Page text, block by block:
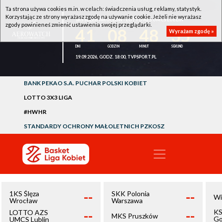
1KS ŚLĘZA WROCŁAW - LOTTO AZS UMCS LUBLIN
34
19.09.2026, GODZ. 18:00, TVPSPORT.PL
BANK PEKAO S.A. PUCHAR POLSKI KOBIET
LOTTO 3X3 LIGA
#HWHR
STANDARDY OCHRONY MAŁOLETNICH PZKOSZ
1KS Ślęza
Wrocław
--
LOTTO AZS
UMCS Lublin
--
SKK Polonia
Warszawa
--
MKS Pruszków --
Ta strona używa cookies m.in. w celach: świadczenia usług, reklamy, statystyk.
Korzystając ze strony wyrażasz zgodę na używanie cookie. Jeżeli nie wyrażasz
zgody powinieneś zmienić ustawienia swojej przeglądarki.
Wyrażam zgodę »